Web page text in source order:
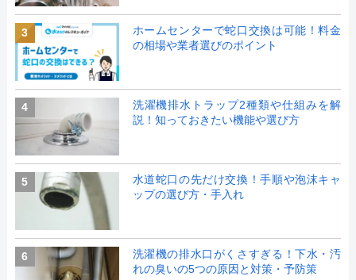
3
ホームセンターで蛇口交換は可能！料金
の相場や業者選びのポイント
4
洗濯機排水トラップ2種類や仕組みを解
説！知っておきたい機能や選び方
5
水道蛇口の先だけ交換！手順や泡沫キャ
ップの選び方・手入れ
6
洗濯機の排水口がくさすぎる！下水・汚
れの臭いの5つの原因と対策・予防策